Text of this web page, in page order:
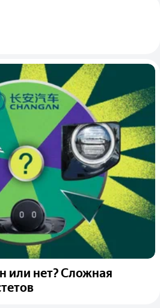
или нет? Сложная